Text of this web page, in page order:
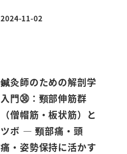
投稿日
2024-11-02
鍼灸師のための解剖学
入門㊳：頸部伸筋群
（僧帽筋・板状筋）と
ツボ ― 頸部痛・頭
痛・姿勢保持に活かす